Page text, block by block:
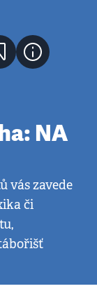
NA
vás zavede
či